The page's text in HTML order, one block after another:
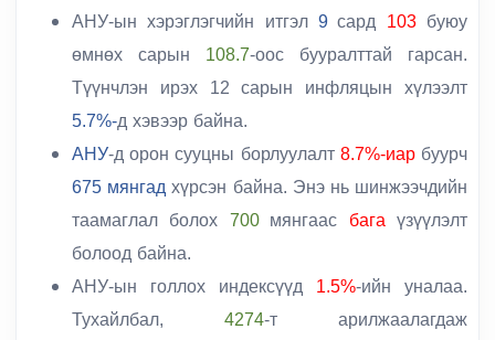
АНУ-ын хэрэглэгчийн итгэл 9 сард 103буюу
өмнөх сарын 108.7-оос бууралттай гарсан.
Түүнчлэн ирэх 12сарын инфляцын хүлээлт
5.7%-д хэвээр байна.
АНУ-д орон сууцны борлуулалт 8.7%-иарбуурч
675 мянгадхүрсэн байна. Энэ нь шинжээчдийн
таамаглал болох 700 мянгаас бага үзүүлэлт
болоод байна.
АНУ-ын голлох индексүүд 1.5%-ийн уналаа.
Тухайлбал, 4274-т арилжаалагдаж